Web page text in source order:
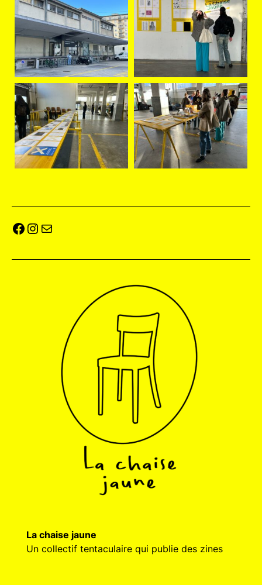
La chaise jaune
Un collectif tentaculaire qui publie des zines